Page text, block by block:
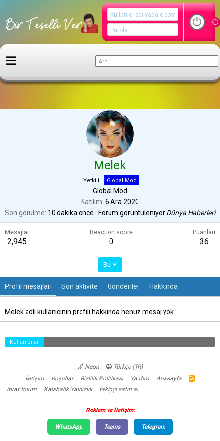
Melek
Yetkili Global Mod
Global Mod
Katılım 6 Ara 2020
Son görülme 10 dakika önce · Forum görüntüleniyor Dünya Haberleri
Mesajlar
2,945
Reaction score
0
Puanları
36
Bul
Profil mesajları Son aktivite Gönderiler Hakkında
Melek adlı kullanıcının profili hakkında henüz mesaj yok.
Kullanıcılar
Neon
Türkçe (TR)
İletişim
Koşullar Gizlilik Politikası Yardım Anasayfa
R
itiraf forum Kalabalık Yalnızlık takipçi satın al
Reklam ve İletişim:
WhatsApp Teams Telegram